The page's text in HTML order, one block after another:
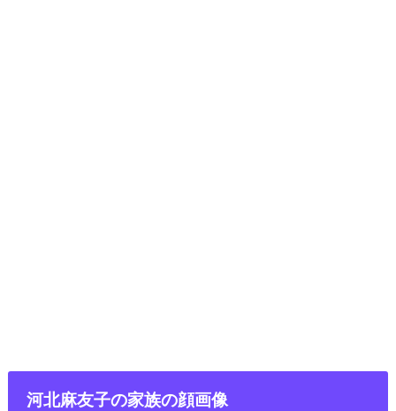
河北麻友子の家族の顔画像